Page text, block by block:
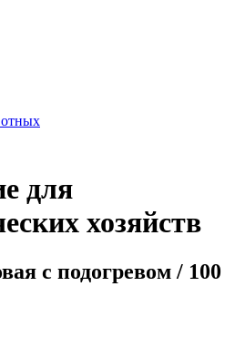
для
хозяйств
с подогревом / 100